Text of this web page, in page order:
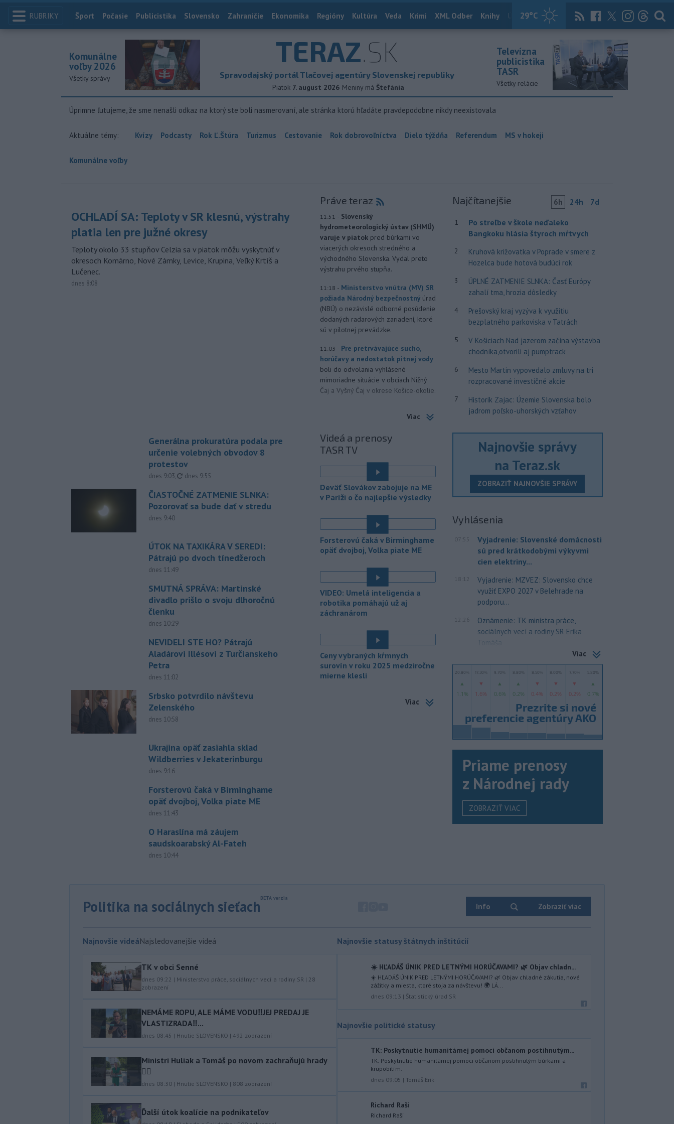
RUBRIKY 29°C
Index
Šport Počasie Publicistika Slovensko Zahraničie Ekonomika Regióny Kultúra Veda Krimi XML Odber Knihy Útulkovo Magazín News Now Archív
TERAZ.SK
Spravodajský portál Tlačovej agentúry Slovenskej republiky
Piatok 7. august 2026 Meniny má Štefánia
Komunálne
voľby 2026
Všetky správy
Televízna
publicistika
TASR
Všetky relácie
Úprimne ľutujeme, že sme nenašli odkaz na ktorý ste boli nasmerovaní, ale stránka ktorú hľadáte pravdepodobne nikdy neexistovala
Aktuálne témy: Kvízy Podcasty Rok Ľ.Štúra Turizmus Cestovanie Rok dobrovoľníctva Dielo týždňa Referendum MS v hokeji
Komunálne voľby
OCHLADÍ SA: Teploty v SR klesnú, výstrahy
platia len pre južné okresy
Teploty okolo 33 stupňov Celzia sa v piatok môžu vyskytnúť v
okresoch Komárno, Nové Zámky, Levice, Krupina, Veľký Krtíš a
Lučenec.
dnes 8:08
Generálna prokuratúra podala pre
určenie volebných obvodov 8
protestov
dnes 9:03, aktualizované
dnes 9:55
ČIASTOČNÉ ZATMENIE SLNKA:
Pozorovať sa bude dať v stredu
dnes 9:40
ÚTOK NA TAXIKÁRA V SEREDI:
Pátrajú po dvoch tínedžeroch
dnes 11:49
SMUTNÁ SPRÁVA: Martinské
divadlo prišlo o svoju dlhoročnú
členku
dnes 10:29
NEVIDELI STE HO? Pátrajú
Aladárovi Illésovi z Turčianskeho
Petra
dnes 11:02
Srbsko potvrdilo návštevu
Zelenského
dnes 10:58
Ukrajina opäť zasiahla sklad
Wildberries v Jekaterinburgu
dnes 9:16
Forsterovú čaká v Birminghame
opäť dvojboj, Volka piate ME
dnes 11:43
O Haraslína má záujem
saudskoarabský Al-Fateh
dnes 10:44
Práve teraz
11:51 - Slovenský
hydrometeorologický ústav (SHMÚ)
varuje v piatok pred búrkami vo
viacerých okresoch stredného a
východného Slovenska. Vydal preto
výstrahu prvého stupňa.
11:18 - Ministerstvo vnútra (MV) SR
požiada Národný bezpečnostný úrad
(NBÚ) o nezávislé odborné posúdenie
dodaných radarových zariadení, ktoré
sú v pilotnej prevádzke.
11:03 - Pre pretrvávajúce sucho,
horúčavy a nedostatok pitnej vody
boli do odvolania vyhlásené
mimoriadne situácie v obciach Nižný
Čaj a Vyšný Čaj v okrese Košice-okolie.
do ukončenia premávky bude z
Lovestream na starom letisku v
bratislavských Vajnoroch upravená
organizácia MHD v oblasti Vajnôr.
- Slovenský futbalista Lukáš
Haraslín môže v najbližšom období
zmeniť klubovú adresu. O 30-ročného
portálu isport.cz zaujíma
saudskoarabský Al-Fateh.
10:23
Vo veku 94 rokov zomrela 29.
členka Slovenského komorného
divadla (SKD) v Martine Helena
Sudická.
10:15 - Národná diaľničná
mostného záveru na ľavej strane
mosta Lanfranconi, ktorý je súčasťou
bratislavskej diaľnice D2.
10:02 - Počet potvrdených prípadov
(KDR) presiahol hranicu 4000.
stupňa platialen pre južné okresy.
Informuje o tom Slovenský
svojom webe. V Košickom kraji varuje
pred silným vetrom.
Japonsko nariadilo evakuáciu
tajfúnu Dolphin, ktorý sa k tomuto
zároveň v piatok zrušili viac ako 500
letov.
Talianska polícia oznámila,
Alžírska dopravovali migrantov na
ostrov Sardínia. Pri raziách zatkla
Viac
Videá a prenosy
TASR TV
Deväť Slovákov zabojuje na ME
v Paríži o čo najlepšie výsledky
Forsterovú čaká v Birminghame
opäť dvojboj, Volka piate ME
VIDEO: Umelá inteligencia a
robotika pomáhajú už aj
záchranárom
Ceny vybraných kŕmnych
surovín v roku 2025 medziročne
mierne klesli
Viac
Najčítanejšie 6h 24h 7d
1
Po streľbe v škole neďaleko
Bangkoku hlásia štyroch mŕtvych
2
Kruhová križovatka v Poprade v smere z
Hozelca bude hotová budúci rok
3
ÚPLNÉ ZATMENIE SLNKA: Časť Európy
zahalí tma, hrozia dôsledky
4
Prešovský kraj vyzýva k využitiu
bezplatného parkoviska v Tatrách
5
V Košiciach Nad jazerom začína výstavba
chodníka,otvorili aj pumptrack
6
Mesto Martin vypovedalo zmluvy na tri
rozpracované investičné akcie
7
Historik Zajac: Územie Slovenska bolo
jadrom poľsko-uhorských vzťahov
Najnovšie správy
na Teraz.sk
ZOBRAZIŤ NAJNOVŠIE SPRÁVY
Vyhlásenia
07:55
Vyjadrenie: Slovenské domácnosti
sú pred krátkodobými výkyvmi
cien elektriny...
18:12
Vyjadrenie: MZVEZ: Slovensko chce
využiť EXPO 2027 v Belehrade na
podporu...
12:26
Oznámenie: TK ministra práce,
sociálnych vecí a rodiny SR Erika
Tomáša
Viac
Priame prenosy
z Národnej rady
ZOBRAZIŤ VIAC
Politika na sociálnych sieťach Info Zobraziť viac
Najnovšie videáNajsledovanejšie videá
TK v obci Senné
dnes 09:22 | Ministerstvo práce, sociálnych vecí a rodiny SR | 28
zobrazení
NEMÁME ROPU, ALE MÁME VODU‼️JEJ PREDAJ JE
VLASTIZRADA‼️...
dnes 08:45 | Hnutie SLOVENSKO | 492 zobrazení
Ministri Huliak a Tomáš po novom zachraňujú hrady
🤦‍♂️
dnes 08:30 | Hnutie SLOVENSKO | 808 zobrazení
Ďalší útok koalície na podnikateľov
Najnovšie statusy štátnych inštitúcií
☀️ HĽADÁŠ ÚNIK PRED LETNÝMI HORÚČAVAMI? 🌿 Objav chladn...
☀️ HĽADÁŠ ÚNIK PRED LETNÝMI HORÚČAVAMI? 🌿 Objav chladné zákutia, nové
zážitky a miesta, ktoré stoja za návštevu! 🌍 LÁ...
dnes 09:13 | Štatistický úrad SR
Najnovšie politické statusy
TK: Poskytnutie humanitárnej pomoci občanom postihnutým...
TK: Poskytnutie humanitárnej pomoci občanom postihnutým búrkami a
krupobitím.
dnes 09:05 | Tomáš Erik
Richard Raši
Richard Raši